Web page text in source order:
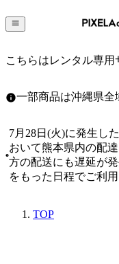
こちらはレンタル専用
一部商品は沖縄県全
7月28日(火)に発生し
おいて熊本県内の配
方の配送にも遅延が
をもった日程でご利用
TOP